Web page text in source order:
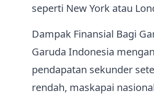
seperti New York atau
Dampak Finansial Bagi
Garuda Indonesia
pendapatan sekunder
rendah, maskapai